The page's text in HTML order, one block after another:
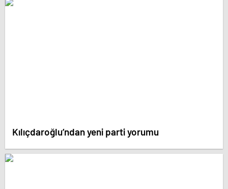
Kılıçdaroğlu’ndan yeni parti yorumu